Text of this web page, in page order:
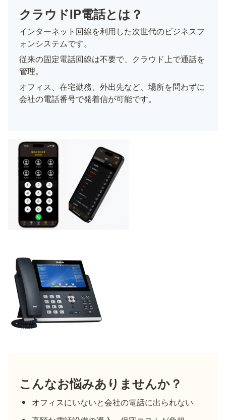
クラウドIP電話とは？
インターネット回線を利用した次世代のビジネスフ
ォンシステムです。
従来の固定電話回線は不要で、クラウド上で通話を
管理。
オフィス、在宅勤務、外出先など、場所を問わずに
会社の電話番号で発着信が可能です。
こんなお悩みありませんか？
オフィスにいないと会社の電話に出られない